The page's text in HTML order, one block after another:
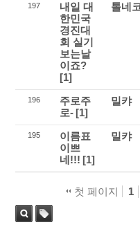
197
내일 대
한민국
경진대
회 실기
보는날
이죠?
[1]
톨네
196
주로주
로- [1]
밀캬
195
이름표
이쁘
네!!! [1]
밀캬
첫 페이지 1